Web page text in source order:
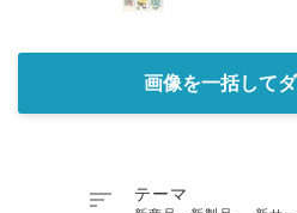
画像を一括して
 テーマ